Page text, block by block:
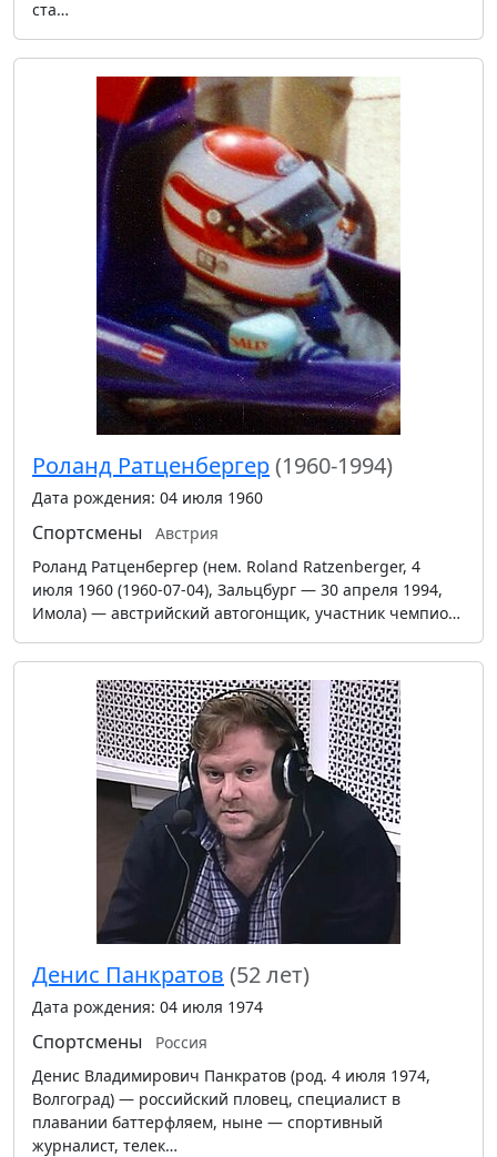
ста…
Роланд Ратценбергер(1960-1994)
Дата рождения: 04 июля 1960
Спортсмены
Австрия
Роланд Ратценбергер (нем. Roland Ratzenberger, 4
июля 1960 (1960-07-04), Зальцбург — 30 апреля 1994,
Имола) — австрийский автогонщик, участник чемпио…
Денис Панкратов (52 лет)
Дата рождения: 04 июля 1974
Спортсмены
Россия
Денис Владимирович Панкратов (род. 4 июля 1974,
Волгоград) — российский пловец, специалист в
плавании баттерфляем, ныне — спортивный
журналист, телек…